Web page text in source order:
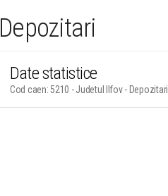
Depozitari
Date statistice
Cod caen: 5210 - Judetul Ilfov - Depozitari